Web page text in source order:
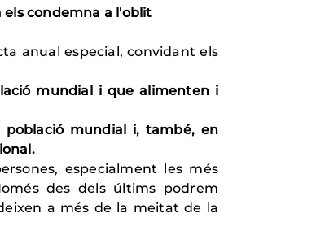
els condemna a l'oblit
anual especial, convidant els
mundial i que alimenten i
mundial i, també, en
especialment les més
des dels últims podrem
a més de la meitat de la